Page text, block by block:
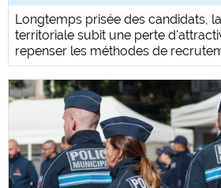
Longtemps prisée des candidats,
territoriale subit une perte
repenser les méthodes de